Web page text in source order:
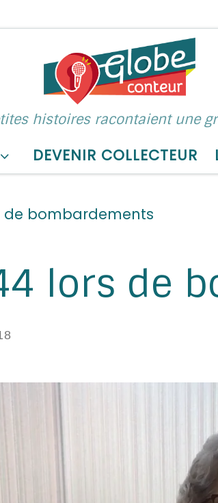
histoires racontaient une
DEVENIR COLLECTEUR
de bombardements
lors de